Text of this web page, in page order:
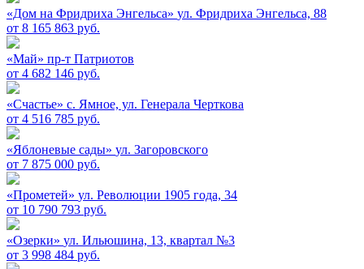
«Дом на Фридриха Энгельса» ул. Фридриха Энгельса, 88
от 8 165 863 руб.
«Май» пр-т Патриотов
от 4 682 146 руб.
«Счастье» c. Ямное, ул. Генерала Черткова
от 4 516 785 руб.
«Яблоневые сады» ул. Загоровского
от 7 875 000 руб.
«Прометей» ул. Революции 1905 года, 34
от 10 790 793 руб.
«Озерки» ул. Ильюшина, 13, квартал №3
от 3 998 484 руб.